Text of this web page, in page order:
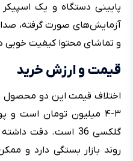
پایینی دستگاه و یک اسپیکر
آزمایش‌های صورت گرفته،
و تماشای محتوا کیفیت خوبی
قیمت و ارزش خرید
اختلاف قیمت این دو محصول
گلکسی 36 است. دقت
روند بازار بستگی دارد و